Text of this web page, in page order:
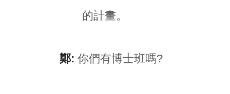
的計畫。
鄭: 你們有博士班嗎?